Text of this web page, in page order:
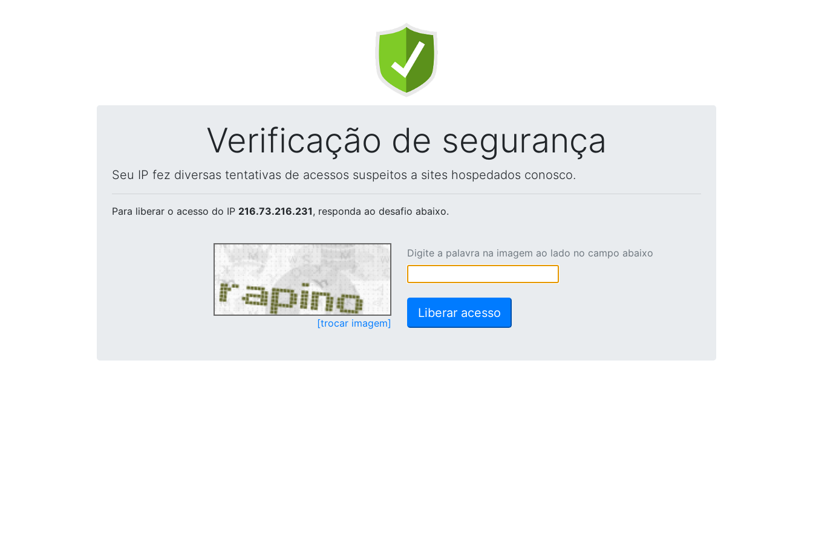
Verificação de segurança
Seu IP fez diversas tentativas de acessos suspeitos a sites hospedados conosco.
Para liberar o acesso do IP 216.73.216.231, responda ao desafio abaixo.
[trocar imagem]
Digite a palavra na imagem ao lado no campo abaixo